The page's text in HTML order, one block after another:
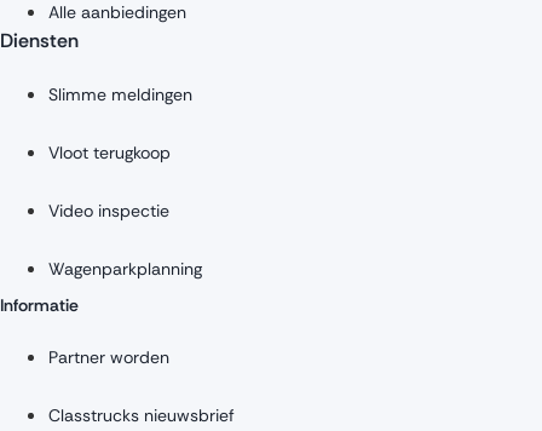
Alle aanbiedingen
Diensten
Slimme meldingen
Vloot terugkoop
Video inspectie
Wagenparkplanning
Informatie
Partner worden
Classtrucks nieuwsbrief